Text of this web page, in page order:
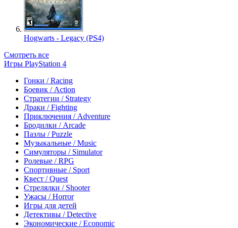
Hogwarts - Legacy (PS4)
Смотреть все
Игры PlayStation 4
Гонки / Racing
Боевик / Action
Стратегии / Strategy
Драки / Fighting
Приключения / Adventure
Бродилки / Arcade
Пазлы / Puzzle
Музыкальные / Music
Симуляторы / Simulator
Ролевые / RPG
Спортивные / Sport
Квест / Quest
Стрелялки / Shooter
Ужасы / Horror
Игры для детей
Детективы / Detective
Экономические / Economic